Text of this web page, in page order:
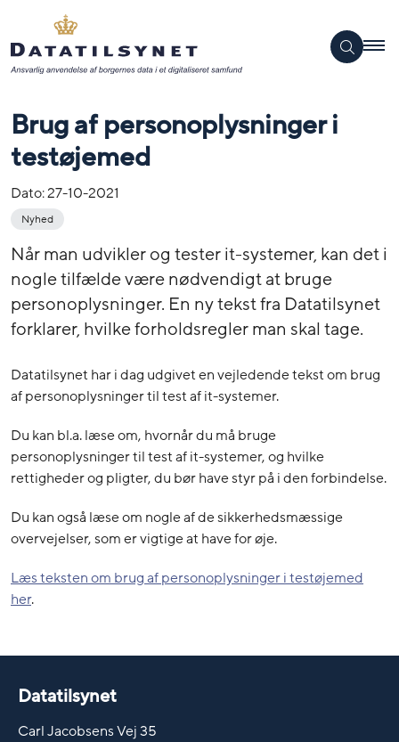
Brug af personoplysninger i
testøjemed
Dato:27-10-2021
Nyhed
Når man udvikler og tester it-systemer, kan det i
nogle tilfælde være nødvendigt at bruge
personoplysninger. En ny tekst fra Datatilsynet
forklarer, hvilke forholdsregler man skal tage.
Datatilsynet har i dag udgivet en vejledende tekst om brug
af personoplysninger til test af it-systemer.
Du kan bl.a. læse om, hvornår du må bruge
personoplysninger til test af it-systemer, og hvilke
rettigheder og pligter, du bør have styr på i den forbindelse.
Du kan også læse om nogle af de sikkerhedsmæssige
overvejelser, som er vigtige at have for øje.
Læs teksten om brug af personoplysninger i testøjemed
her.
Datatilsynet
Carl Jacobsens Vej 35